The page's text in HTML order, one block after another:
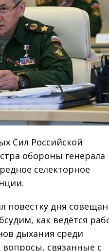
Сил Российской
обороны генерала
селекторное
повестку дня
как ведётся
дыхания среди
связанные с